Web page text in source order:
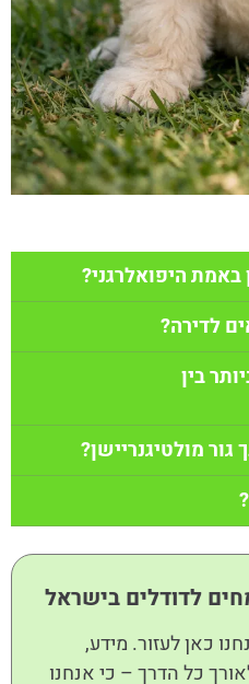
באמת היפואלרגני?
לדירה?
בין
מולטיגנריישן?
לדודלים בישראל
כאן לעזור. מידע,
כל הדרך – כי אנחנו